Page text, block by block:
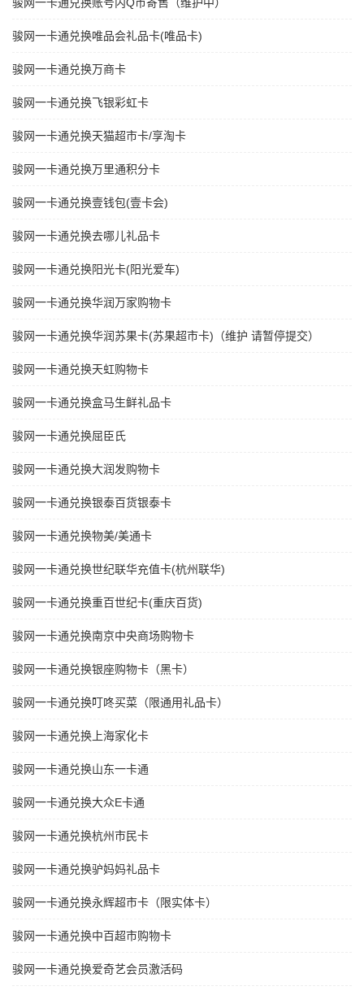
骏网一卡通兑换唯品会礼品卡(唯品卡)
骏网一卡通兑换万商卡
骏网一卡通兑换飞银彩虹卡
骏网一卡通兑换天猫超市卡/享淘卡
骏网一卡通兑换万里通积分卡
骏网一卡通兑换壹钱包(壹卡会)
骏网一卡通兑换去哪儿礼品卡
骏网一卡通兑换阳光卡(阳光爱车)
骏网一卡通兑换华润万家购物卡
骏网一卡通兑换华润苏果卡(苏果超市卡)（维护 请暂停提交）
骏网一卡通兑换天虹购物卡
骏网一卡通兑换盒马生鲜礼品卡
骏网一卡通兑换屈臣氏
骏网一卡通兑换大润发购物卡
骏网一卡通兑换银泰百货银泰卡
骏网一卡通兑换物美/美通卡
骏网一卡通兑换世纪联华充值卡(杭州联华)
骏网一卡通兑换重百世纪卡(重庆百货)
骏网一卡通兑换南京中央商场购物卡
骏网一卡通兑换银座购物卡（黑卡）
骏网一卡通兑换叮咚买菜（限通用礼品卡）
骏网一卡通兑换上海家化卡
骏网一卡通兑换山东一卡通
骏网一卡通兑换大众E卡通
骏网一卡通兑换杭州市民卡
骏网一卡通兑换驴妈妈礼品卡
骏网一卡通兑换永辉超市卡（限实体卡）
骏网一卡通兑换中百超市购物卡
骏网一卡通兑换爱奇艺会员激活码